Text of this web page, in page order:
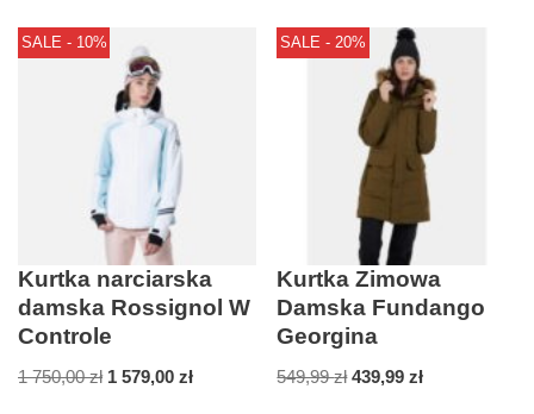
SALE - 10%
Kurtka narciarska
damska Rossignol W
Controle
1 750,00zł 1 579,00 zł
SALE - 20%
Kurtka Zimowa
Damska Fundango
Georgina
549,99zł 439,99zł